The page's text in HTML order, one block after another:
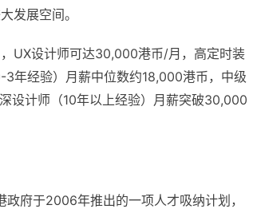
发展空间。
UX设计师可达30,000港币/月，高定时装
年经验）月薪中位数约18,000港币，中级
计师（10年以上经验）月薪突破30,000
府于2006年推出的一项人才吸纳计划，